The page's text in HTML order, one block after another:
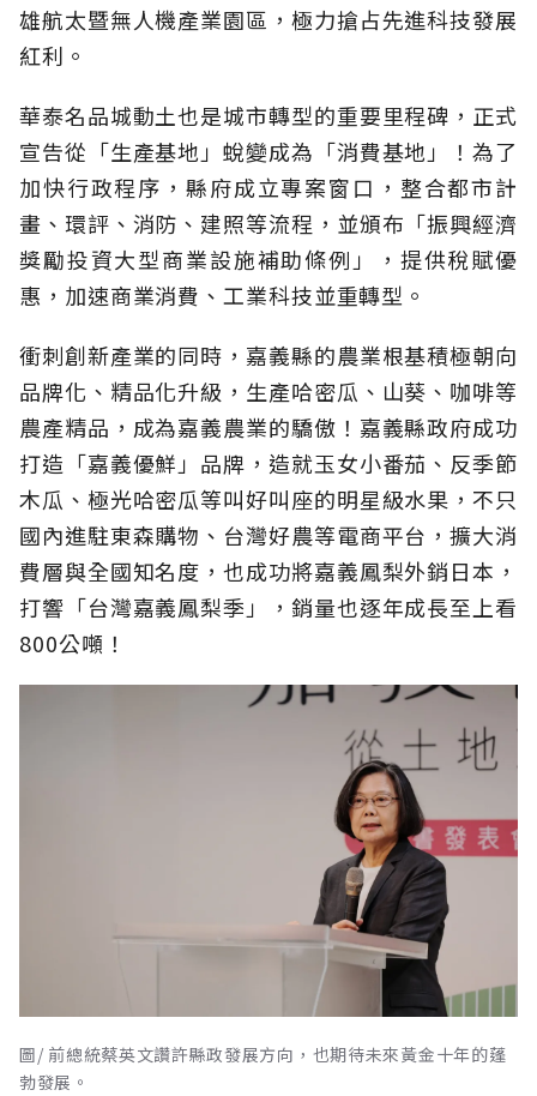
雄航太暨無人機產業園區，極力搶占先進科技發展
紅利。
華泰名品城動土也是城市轉型的重要里程碑，正式
宣告從「生產基地」蛻變成為「消費基地」！為了
加快行政程序，縣府成立專案窗口，整合都市計
畫、環評、消防、建照等流程，並頒布「振興經濟
獎勵投資大型商業設施補助條例」，提供稅賦優
惠，加速商業消費、工業科技並重轉型。
衝刺創新產業的同時，嘉義縣的農業根基積極朝向
品牌化、精品化升級，生產哈密瓜、山葵、咖啡等
農產精品，成為嘉義農業的驕傲！嘉義縣政府成功
打造「嘉義優鮮」品牌，造就玉女小番茄、反季節
木瓜、極光哈密瓜等叫好叫座的明星級水果，不只
國內進駐東森購物、台灣好農等電商平台，擴大消
費層與全國知名度，也成功將嘉義鳳梨外銷日本，
打響「台灣嘉義鳳梨季」，銷量也逐年成長至上看
800公噸！
圖/ 前總統蔡英文讚許縣政發展方向，也期待未來黃金十年的蓬
勃發展。